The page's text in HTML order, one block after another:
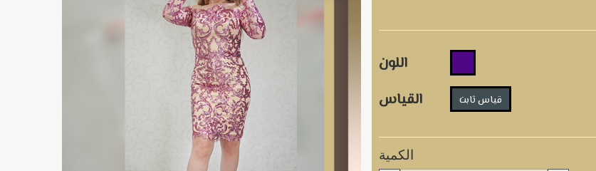
اللون
القياس
قياس ثابت
الكمية